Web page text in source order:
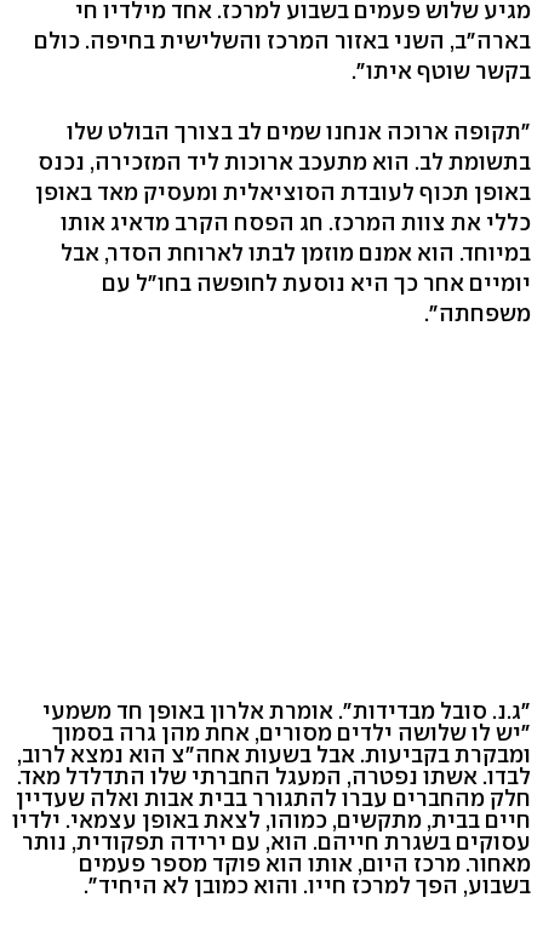
מגיע שלוש פעמים בשבוע למרכז. אחד מילדיו חי
בארה"ב, השני באזור המרכז והשלישית בחיפה. כולם
בקשר שוטף איתו".
"תקופה ארוכה אנחנו שמים לב בצורך הבולט שלו
בתשומת לב. הוא מתעכב ארוכות ליד המזכירה, נכנס
באופן תכוף לעובדת הסוציאלית ומעסיק מאד באופן
כללי את צוות המרכז. חג הפסח הקרב מדאיג אותו
במיוחד. הוא אמנם מוזמן לבתו לארוחת הסדר, אבל
יומיים אחר כך היא נוסעת לחופשה בחו"ל עם
משפחתה".
"ג.נ. סובל מבדידות". אומרת אלרון באופן חד משמעי
"יש לו שלושה ילדים מסורים, אחת מהן גרה בסמוך
ומבקרת בקביעות. אבל בשעות אחה"צ הוא נמצא לרוב,
לבדו. אשתו נפטרה, המעגל החברתי שלו התדלדל מאד.
חלק מהחברים עברו להתגורר בבית אבות ואלה שעדיין
חיים בבית, מתקשים, כמוהו, לצאת באופן עצמאי. ילדיו
עסוקים בשגרת חייהם. הוא, עם ירידה תפקודית, נותר
מאחור. מרכז היום, אותו הוא פוקד מספר פעמים
בשבוע, הפך למרכז חייו. והוא כמובן לא היחיד".